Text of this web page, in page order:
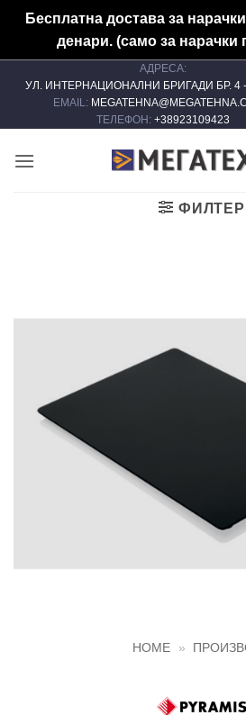
Бесплатна достава за
денари. (само за нарачки
АДРЕСА:
УЛ. ИНТЕРНАЦИОНАЛНИ БРИГАДИ БР. 4
EMAIL:
ТЕЛЕФОН: +38923109423
ФИЛТЕР
HOME »